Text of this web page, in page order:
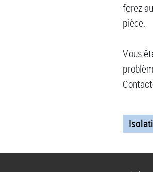
ferez
pièce.
Vous